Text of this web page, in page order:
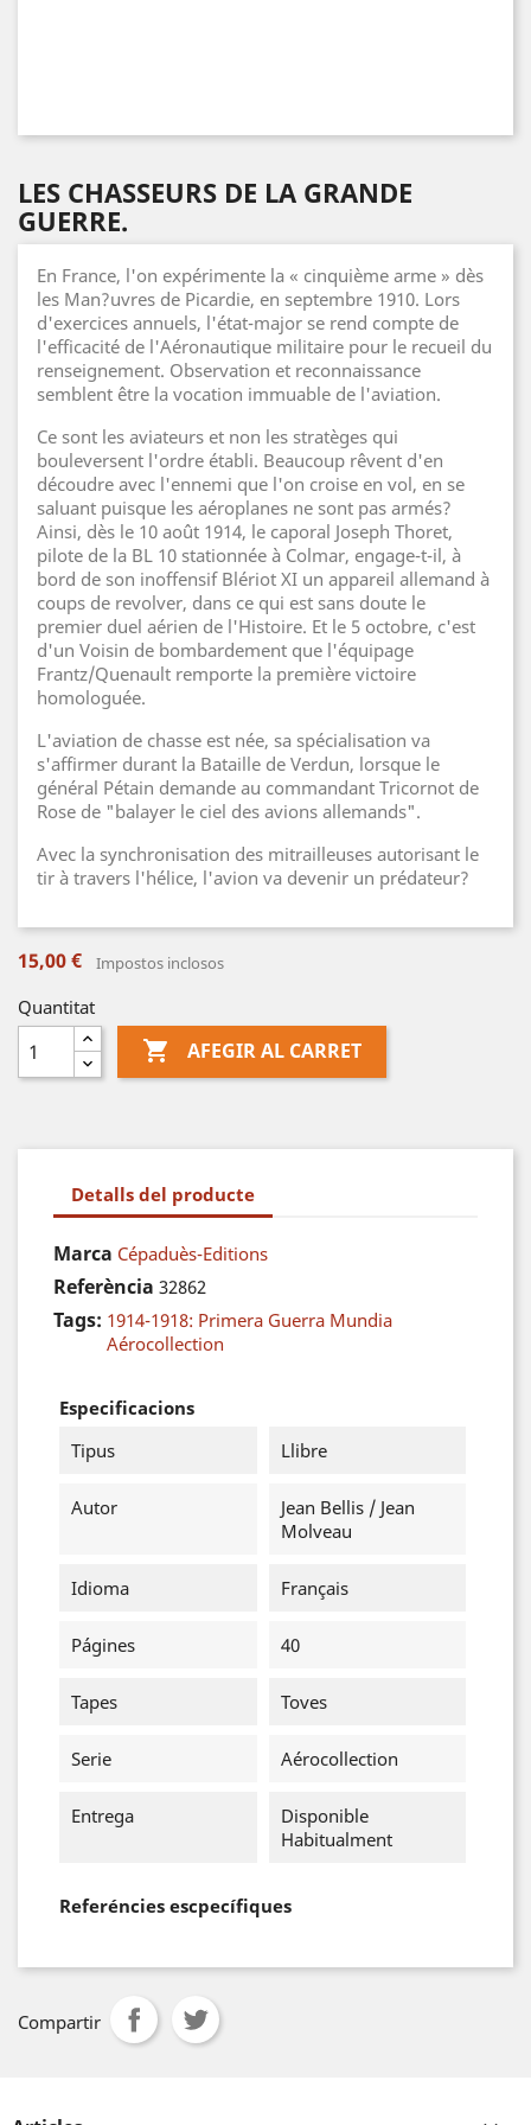
LES CHASSEURS DE LA GRANDE
GUERRE.
En France, l'on expérimente la « cinquième arme » dès
les Man?uvres de Picardie, en septembre 1910. Lors
d'exercices annuels, l'état-major se rend compte de
l'efficacité de l'Aéronautique militaire pour le recueil du
renseignement. Observation et reconnaissance
semblent être la vocation immuable de l'aviation.
Ce sont les aviateurs et non les stratèges qui
bouleversent l'ordre établi. Beaucoup rêvent d'en
découdre avec l'ennemi que l'on croise en vol, en se
saluant puisque les aéroplanes ne sont pas armés?
Ainsi, dès le 10 août 1914, le caporal Joseph Thoret,
pilote de la BL 10 stationnée à Colmar, engage-t-il, à
bord de son inoffensif Blériot XI un appareil allemand à
coups de revolver, dans ce qui est sans doute le
premier duel aérien de l'Histoire. Et le 5 octobre, c'est
d'un Voisin de bombardement que l'équipage
Frantz/Quenault remporte la première victoire
homologuée.
L'aviation de chasse est née, sa spécialisation va
s'affirmer durant la Bataille de Verdun, lorsque le
général Pétain demande au commandant Tricornot de
Rose de "balayer le ciel des avions allemands".
Avec la synchronisation des mitrailleuses autorisant le
tir à travers l'hélice, l'avion va devenir un prédateur?
15,00 € Impostos inclosos
Quantitat
 AFEGIR AL CARRET
Detalls del producte
Marca Cépaduès-Editions
Referència 32862
Tags: 1914-1918: Primera Guerra Mundia
Aérocollection
Especificacions
Tipus
Llibre
Autor
Jean Bellis / Jean
Molveau
Idioma Français
Págines 40
Tapes Toves
Serie Aérocollection
Entrega
Disponible
Habitualment
Referéncies escpecífiques
Compartir